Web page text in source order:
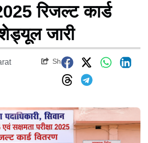
रिजल्ट कार्ड
जारी
Share